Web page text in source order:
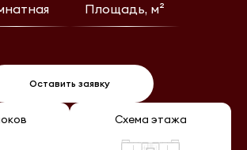
Площадь, м²
Оставить заявку
Схема этажа